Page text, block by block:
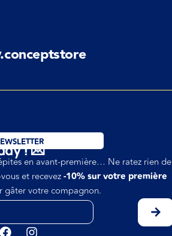
! 💌
en avant-première… Ne ratez rien de
et recevez-10% sur votre première
gâter votre compagnon.